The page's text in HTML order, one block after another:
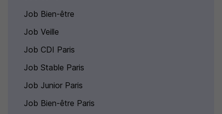
Job Bien-être
Job Veille
Job CDI Paris
Job Stable Paris
Job Junior Paris
Job Bien-être Paris